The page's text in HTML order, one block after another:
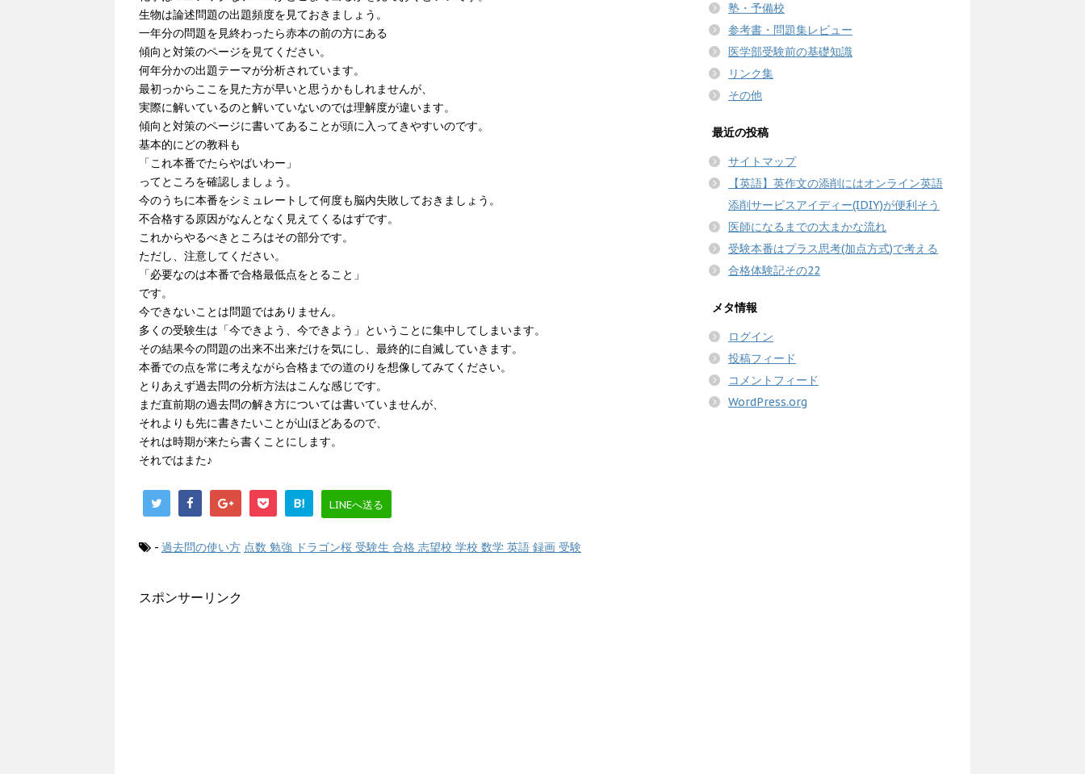
生物は論述問題の出題頻度を見ておきましょう。
一年分の問題を見終わったら赤本の前の方にある
傾向と対策のページを見てください。
何年分かの出題テーマが分析されています。
最初っからここを見た方が早いと思うかもしれませんが、
実際に解いているのと解いていないのでは理解度が違います。
傾向と対策のページに書いてあることが頭に入ってきやすいのです。
基本的にどの教科も
「これ本番でたらやばいわー」
ってところを確認しましょう。
今のうちに本番をシミュレートして何度も脳内失敗しておきましょう。
不合格する原因がなんとなく見えてくるはずです。
これからやるべきところはその部分です。
ただし、注意してください。
「必要なのは本番で合格最低点をとること」
です。
今できないことは問題ではありません。
多くの受験生は「今できよう、今できよう」ということに集中してしまいます。
その結果今の問題の出来不出来だけを気にし、最終的に自滅していきます。
本番での点を常に考えながら合格までの道のりを想像してみてください。
とりあえず過去問の分析方法はこんな感じです。
まだ直前期の過去問の解き方については書いていませんが、
それよりも先に書きたいことが山ほどあるので、
それは時期が来たら書くことにします。
それではまた♪
B! LINEへ送る
- 過去問の使い方 点数 勉強 ドラゴン桜 受験生 合格 志望校 学校 数学 英語 録画 受験
スポンサーリンク
塾・予備校
参考書・問題集レビュー
医学部受験前の基礎知識
リンク集
その他
最近の投稿
サイトマップ
【英語】英作文の添削にはオンライン英語
添削サービスアイディー(IDIY)が便利そう
医師になるまでの大まかな流れ
受験本番はプラス思考(加点方式)で考える
合格体験記その22
メタ情報
ログイン
投稿フィード
コメントフィード
WordPress.org